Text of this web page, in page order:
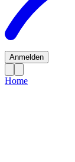
Anmelden
Home